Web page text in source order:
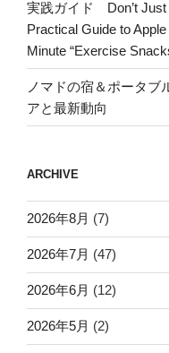
実践ガイド Don’t Just
Practical Guide to
Minute “Exercise
ノマドの宿＆ポータブ
アと最新動向
ARCHIVE
2026年8月 (7)
2026年7月 (47)
2026年6月 (12)
2026年5月 (2)